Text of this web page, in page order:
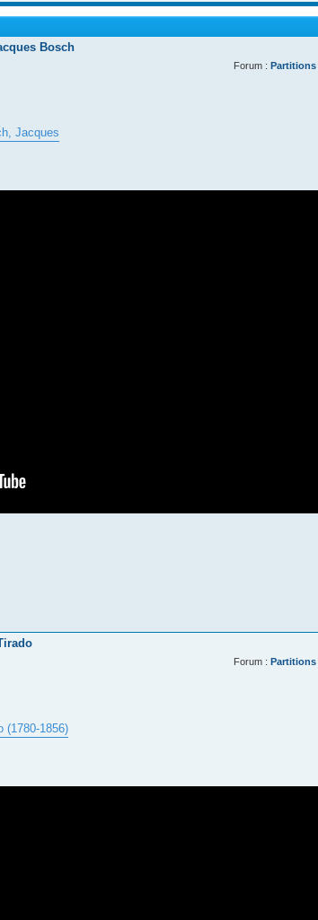
Bosch
Forum : Partitions
Jacques
Forum : Partitions
(1780-1856)